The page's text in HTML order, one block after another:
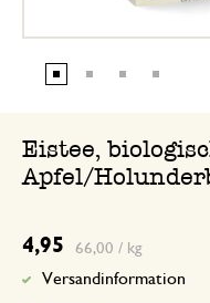
Eistee,
Apfel/
4,95 66,00 / kg
Versandinformation